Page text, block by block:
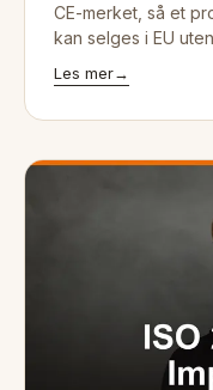
CE-merket, så et
kan selges i EU
Les mer→